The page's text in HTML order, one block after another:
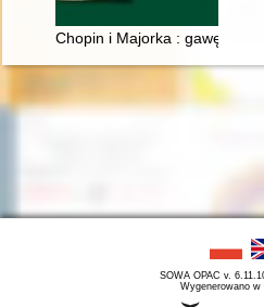
Chopin i Majorka : gawędy,
SOWA OPAC v.
Wygenerowano w